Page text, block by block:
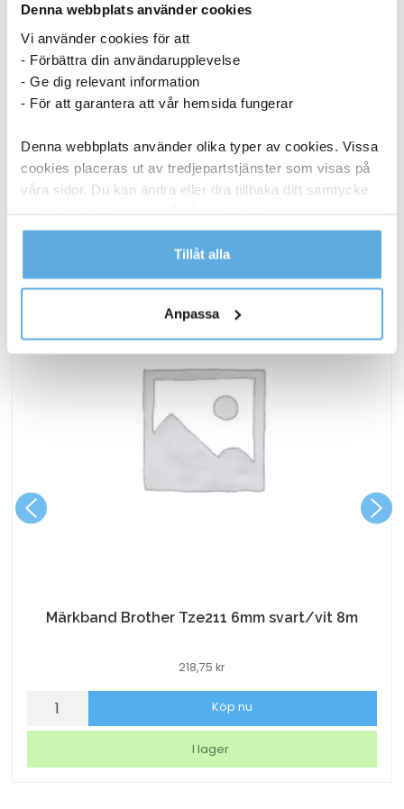
Denna webbplats använder cookies
Vi använder cookies för att
- Förbättra din användarupplevelse
- Ge dig relevant information
- För att garantera att vår hemsida fungerar
Denna webbplats använder olika typer av cookies. Vissa
cookies placeras ut av tredjepartstjänster som visas på
våra sidor. Du kan ändra eller dra tillbaka ditt samtycke
Läs mer i vår integritetspolicy om vilka vi är, hur du
kontaktar oss och på vilket sätt vi behandlar
Tillåt alla
Anpassa
37,44
Fönsterputs
500ml
mängd
Köp nu
I lager
Märkband Brother Tze211 6mm svart/vit 8m
218,75 kr
Märkband
6mm
Köp nu
I lager